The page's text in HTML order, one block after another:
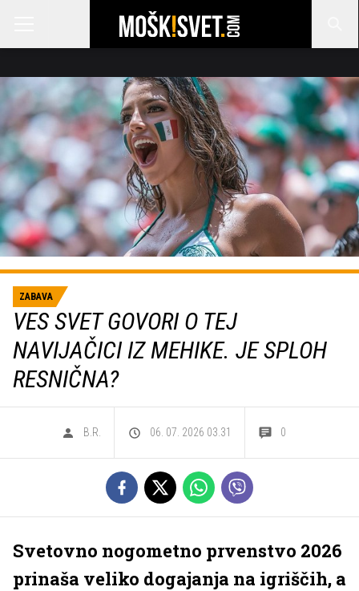
ZABAVA
VES SVET GOVORI O TEJ
NAVIJAČICI IZ MEHIKE. JE SPLOH
RESNIČNA?
B.R. 06. 07. 2026 03.31 0
Svetovno nogometno prvenstvo 2026
prinaša veliko dogajanja na igriščih, a